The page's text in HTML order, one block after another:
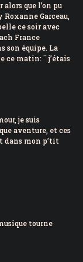
que l’on pu
Garceau,
ce soir avec
France
son équipe. La
ce matin: ¨ j’étais
, je suis
aventure, et ces
dans mon p’tit
tourne